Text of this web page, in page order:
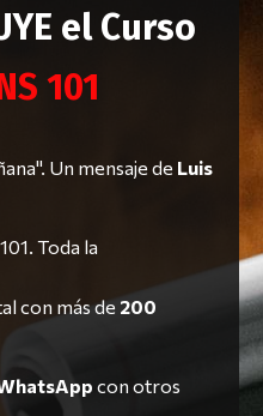
el Curso
101
Un mensaje de Luis
Toda la
con más de 200
con otros